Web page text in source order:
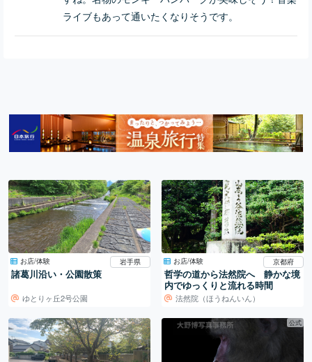
ライブもあって通いたくなりそうです。
お店/体験 岩手県
諸葛川沿い・公園散策
ゆとりヶ丘2号公園
お店/体験 京都府
哲学の道から法然院へ 静かな境
内でゆっくりと流れる時間
法然院（ほうねんいん）
公式